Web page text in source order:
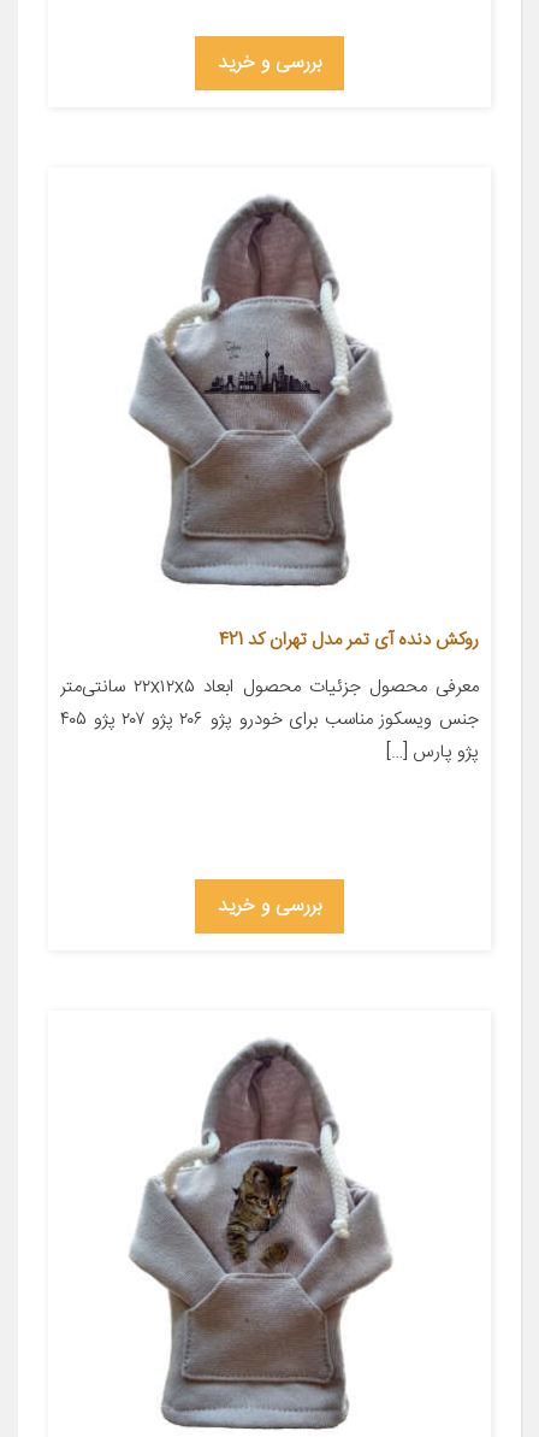
بررسی و خرید
روکش دنده آی تمر مدل تهران کد 421
معرفی محصول جزئیات محصول ابعاد ۲۲x۱۲x۵ سانتی‌متر
جنس ویسکوز مناسب برای خودرو پژو ۲۰۶ پژو ۲۰۷ پژو ۴۰۵
پژو پارس […]
بررسی و خرید